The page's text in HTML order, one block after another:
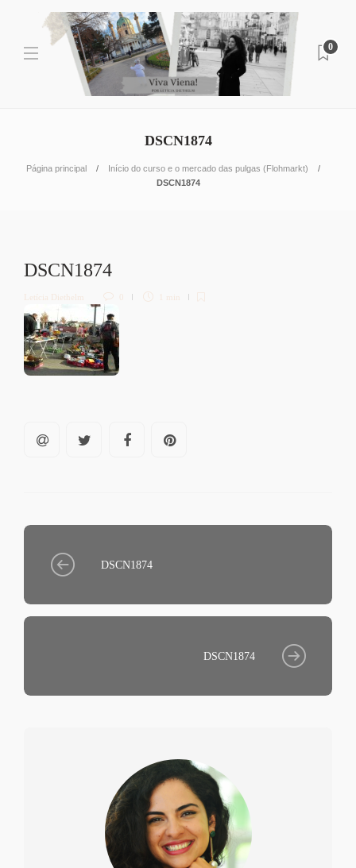
0
DSCN1874
Página principal
Início do curso e o mercado das pulgas (Flohmarkt)
DSCN1874
DSCN1874
Letícia Diethelm 0 1 min
DSCN1874
DSCN1874